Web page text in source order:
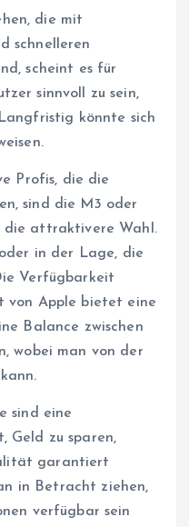
die mit
schnelleren
scheint es für
sinnvoll zu sein,
könnte sich
Profis, die die
sind die M3 oder
die attraktivere Wahl.
in der Lage, die
Verfügbarkeit
von Apple bietet eine
Balance zwischen
wobei man von der
sind eine
Geld zu sparen,
garantiert
in Betracht ziehen,
verfügbar sein